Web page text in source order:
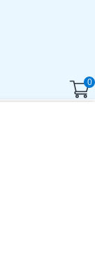
0